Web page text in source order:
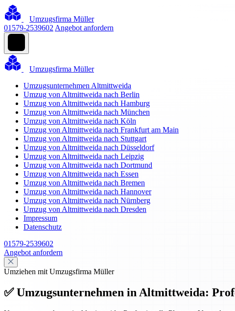
Umzugsfirma Müller
01579-2539602 Angebot anfordern
Umzugsfirma Müller
Umzugsunternehmen Altmittweida
Umzug von Altmittweida nach Berlin
Umzug von Altmittweida nach Hamburg
Umzug von Altmittweida nach München
Umzug von Altmittweida nach Köln
Umzug von Altmittweida nach Frankfurt am Main
Umzug von Altmittweida nach Stuttgart
Umzug von Altmittweida nach Düsseldorf
Umzug von Altmittweida nach Leipzig
Umzug von Altmittweida nach Dortmund
Umzug von Altmittweida nach Essen
Umzug von Altmittweida nach Bremen
Umzug von Altmittweida nach Hannover
Umzug von Altmittweida nach Nürnberg
Umzug von Altmittweida nach Dresden
Impressum
Datenschutz
01579-2539602
Angebot anfordern
Umziehen mit Umzugsfirma Müller
✅ Umzugsunternehmen in Altmittweida: